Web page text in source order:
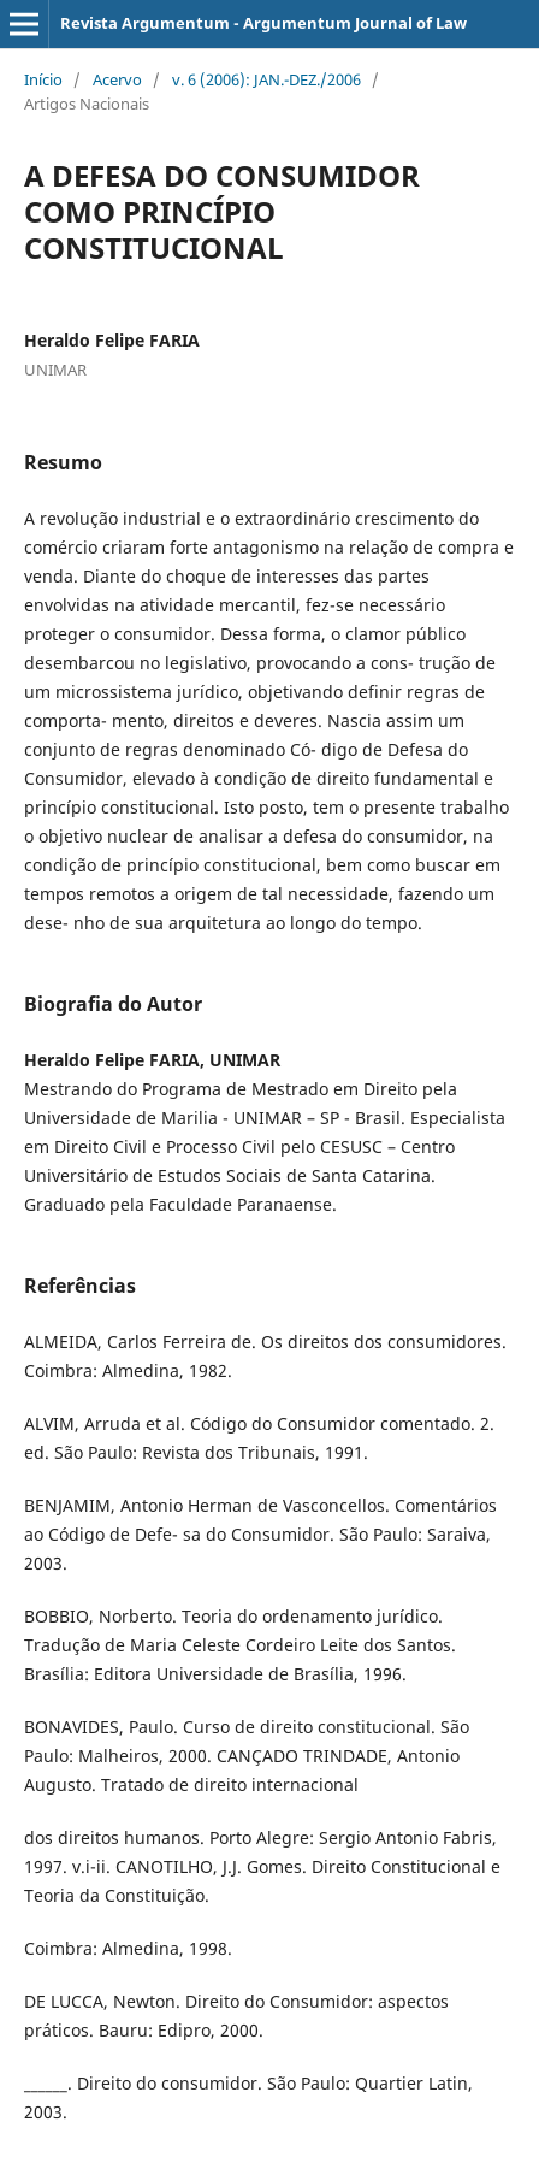
Revista Argumentum - Argumentum Journal of Law
Início / Acervo / v. 6 (2006): JAN.-DEZ./2006 /
Artigos Nacionais
A DEFESA DO CONSUMIDOR
COMO PRINCÍPIO
CONSTITUCIONAL
Heraldo Felipe FARIA
UNIMAR
Resumo
A revolução industrial e o extraordinário crescimento do
comércio criaram forte antagonismo na relação de compra e
venda. Diante do choque de interesses das partes
envolvidas na atividade mercantil, fez-se necessário
proteger o consumidor. Dessa forma, o clamor público
desembarcou no legislativo, provocando a cons- trução de
um microssistema jurídico, objetivando definir regras de
comporta- mento, direitos e deveres. Nascia assim um
conjunto de regras denominado Có- digo de Defesa do
Consumidor, elevado à condição de direito fundamental e
princípio constitucional. Isto posto, tem o presente trabalho
o objetivo nuclear de analisar a defesa do consumidor, na
condição de princípio constitucional, bem como buscar em
tempos remotos a origem de tal necessidade, fazendo um
dese- nho de sua arquitetura ao longo do tempo.
Biografia do Autor
Heraldo Felipe FARIA, UNIMAR
Mestrando do Programa de Mestrado em Direito pela
Universidade de Marilia - UNIMAR – SP - Brasil. Especialista
em Direito Civil e Processo Civil pelo CESUSC – Centro
Universitário de Estudos Sociais de Santa Catarina.
Graduado pela Faculdade Paranaense.
Referências
ALMEIDA, Carlos Ferreira de. Os direitos dos consumidores.
Coimbra: Almedina, 1982.
ALVIM, Arruda et al. Código do Consumidor comentado. 2.
ed. São Paulo: Revista dos Tribunais, 1991.
BENJAMIM, Antonio Herman de Vasconcellos. Comentários
ao Código de Defe- sa do Consumidor. São Paulo: Saraiva,
2003.
BOBBIO, Norberto. Teoria do ordenamento jurídico.
Tradução de Maria Celeste Cordeiro Leite dos Santos.
Brasília: Editora Universidade de Brasília, 1996.
BONAVIDES, Paulo. Curso de direito constitucional. São
Paulo: Malheiros, 2000. CANÇADO TRINDADE, Antonio
Augusto. Tratado de direito internacional
dos direitos humanos. Porto Alegre: Sergio Antonio Fabris,
1997. v.i-ii. CANOTILHO, J.J. Gomes. Direito Constitucional e
Teoria da Constituição.
Coimbra: Almedina, 1998.
DE LUCCA, Newton. Direito do Consumidor: aspectos
práticos. Bauru: Edipro, 2000.
______. Direito do consumidor. São Paulo: Quartier Latin,
2003.